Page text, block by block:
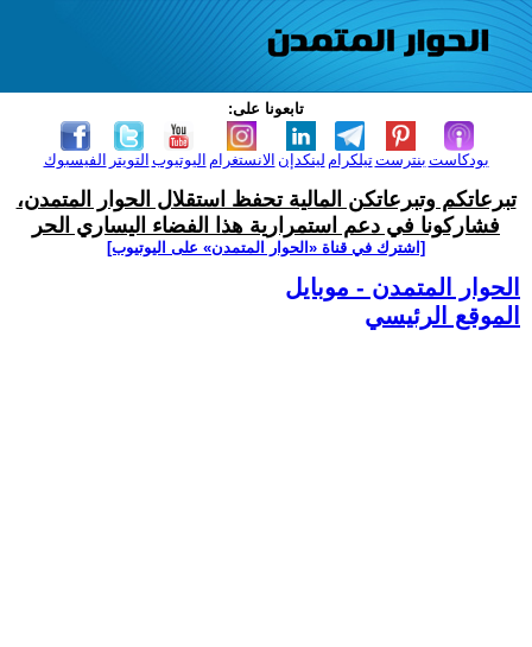
تابعونا على:
الفيسبوك التويتر اليوتيوب الانستغرام لينكدإن تيلكرامبنترست بودكاست
تبرعاتكم وتبرعاتكن المالية تحفظ استقلال الحوار المتمدن،
فشاركونا في دعم استمرارية هذا الفضاء اليساري الحر
[اشترك في قناة ‫«الحوار المتمدن» على اليوتيوب]
الحوار المتمدن - موبايل
الموقع الرئيسي